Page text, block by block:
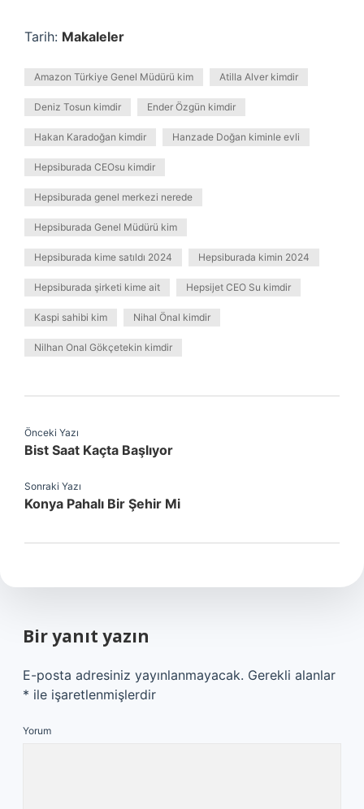
Tarih: Makaleler
Amazon Türkiye Genel Müdürü kim Atilla Alver kimdir
Deniz Tosun kimdir Ender Özgün kimdir
Hakan Karadoğan kimdir Hanzade Doğan kiminle evli
Hepsiburada CEOsu kimdir
Hepsiburada genel merkezi nerede
Hepsiburada Genel Müdürü kim
Hepsiburada kime satıldı 2024 Hepsiburada kimin 2024
Hepsiburada şirketi kime ait Hepsijet CEO Su kimdir
Kaspi sahibi kim Nihal Önal kimdir
Nilhan Onal Gökçetekin kimdir
Önceki Yazı
Bist Saat Kaçta Başlıyor
Sonraki Yazı
Konya Pahalı Bir Şehir Mi
Bir yanıt yazın
E-posta adresiniz yayınlanmayacak. Gerekli alanlar
* ile işaretlenmişlerdir
Yorum